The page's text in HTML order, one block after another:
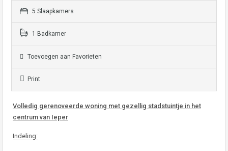
5 Slaapkamers
1 Badkamer
Toevoegen aan Favorieten
Print
Volledig gerenoveerde woning met gezellig stadstuintje in het
centrum van Ieper
Indeling: